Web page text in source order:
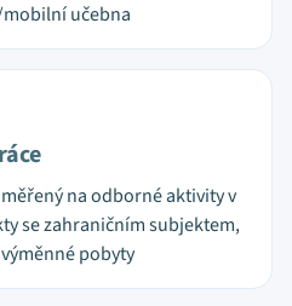
učebna
na odborné aktivity v
se zahraničním subjektem,
pobyty